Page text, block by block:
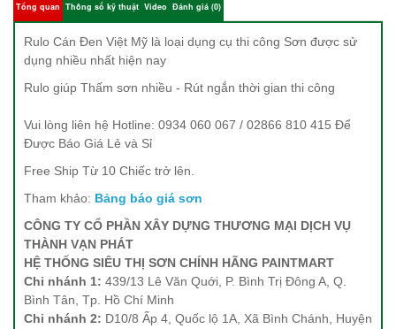
Tổng quan Thông số kỹ thuật Video Đánh giá (0)
Rulo Cán Đen Việt Mỹ là loại dụng cụ thi công Sơn được sử
dụng nhiều nhất hiện nay
Rulo giúp Thấm sơn nhiều - Rút ngắn thời gian thi công
Vui lòng liên hệ Hotline: 0934 060 067 / 02866 810 415 Để
Được Báo Giá Lẻ và Sỉ
Free Ship Từ 10 Chiếc trở lên.
Tham khảo: Bảng báo giá sơn
CÔNG TY CỔ PHẦN XÂY DỰNG THƯƠNG MẠI DỊCH VỤ
THÀNH VẠN PHÁT
HỆ THỐNG SIÊU THỊ SƠN CHÍNH HÃNG PAINTMART
Chi nhánh 1: 439/13 Lê Văn Quới, P. Bình Trị Đông A, Q.
Bình Tân, Tp. Hồ Chí Minh
Chi nhánh 2: D10/8 Ấp 4, Quốc lộ 1A, Xã Bình Chánh, Huyện